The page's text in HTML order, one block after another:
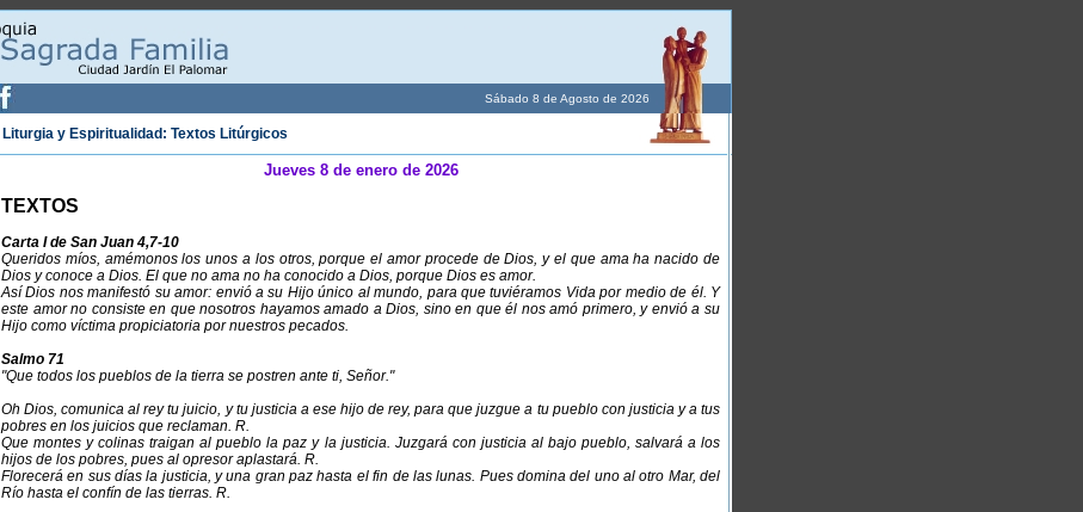
Sábado 8 de Agosto de 2026
Liturgia y Espiritualidad: Textos Litúrgicos
Jueves 8 de enero de 2026
TEXTOS
Carta I de San Juan 4,7-10
Queridos míos, amémonos los unos a los otros, porque el amor procede de Dios, y el que ama ha nacido de
Dios y conoce a Dios. El que no ama no ha conocido a Dios, porque Dios es amor.
Así Dios nos manifestó su amor: envió a su Hijo único al mundo, para que tuviéramos Vida por medio de él. Y
este amor no consiste en que nosotros hayamos amado a Dios, sino en que él nos amó primero, y envió a su
Hijo como víctima propiciatoria por nuestros pecados.
Salmo 71
"Que todos los pueblos de la tierra se postren ante ti, Señor."
Oh Dios, comunica al rey tu juicio, y tu justicia a ese hijo de rey, para que juzgue a tu pueblo con justicia y a tus
pobres en los juicios que reclaman. R.
Que montes y colinas traigan al pueblo la paz y la justicia. Juzgará con justicia al bajo pueblo, salvará a los
hijos de los pobres, pues al opresor aplastará. R.
Florecerá en sus días la justicia, y una gran paz hasta el fin de las lunas. Pues domina del uno al otro Mar, del
Río hasta el confín de las tierras. R.